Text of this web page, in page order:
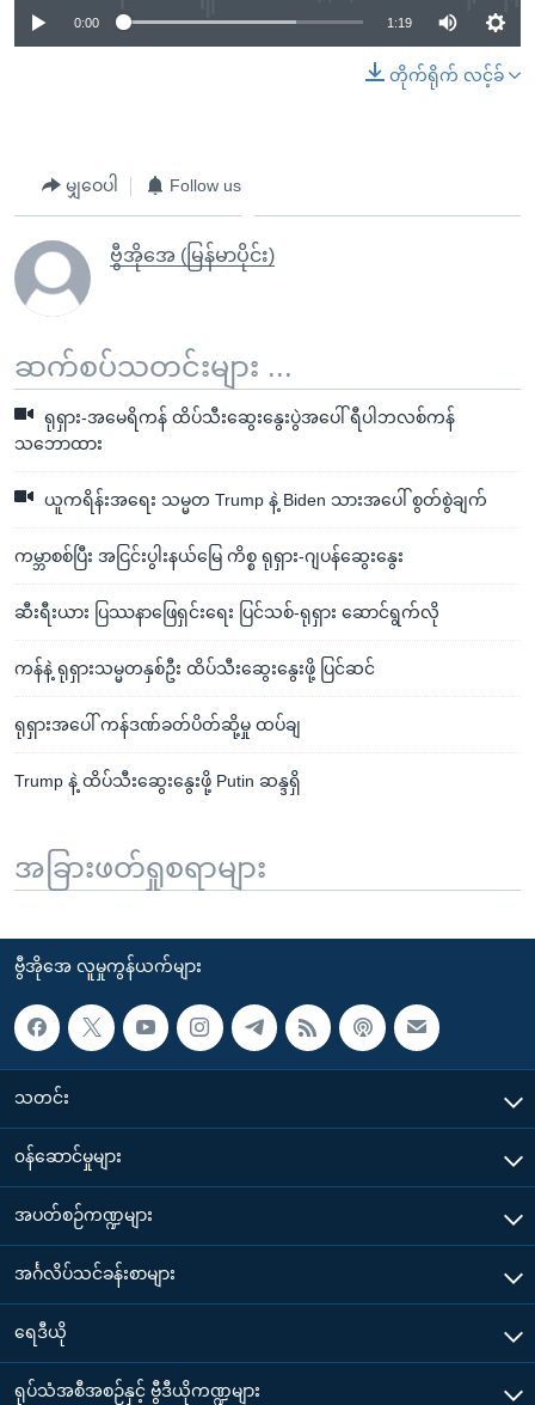
0:00 1:19
တိုက်ရိုက် လင့်ခ်
မျှဝေပါ Follow us
ဗွီအိုအေ (မြန်မာပိုင်း)
ဆက်စပ်သတင်းများ ...
ရုရှား-အမေရိကန် ထိပ်သီးဆွေးနွေးပွဲအပေါ် ရီပါဘလစ်ကန်
သဘောထား
ယူကရိန်းအရေး သမ္မတ Trump နဲ့ Biden သားအပေါ် စွတ်စွဲချက်
ကမ္ဘာစစ်ပြီး အငြင်းပွါးနယ်မြေ ကိစ္စ ရုရှား-ဂျပန်ဆွေးနွေး
ဆီးရီးယား ပြဿနာဖြေရှင်းရေး ပြင်သစ်-ရုရှား ဆောင်ရွက်လို
ကန်နဲ့ ရုရှားသမ္မတနှစ်ဦး ထိပ်သီးဆွေးနွေးဖို့ ပြင်ဆင်
ရုရှားအပေါ် ကန်ဒဏ်ခတ်ပိတ်ဆို့မှု ထပ်ချ
Trump နဲ့ ထိပ်သီးဆွေးနွေးဖို့ Putin ဆန္ဒရှိ
အခြားဖတ်ရှုစရာများ
ဗွီအိုအေ လူမှုကွန်ယက်များ
သတင်း
၀န်ဆောင်မှုများ
အပတ်စဉ်ကဏ္ဍများ
အင်္ဂလိပ်သင်ခန်းစာများ
ရေဒီယို
ရုပ်သံအစီအစဉ်နှင့် ဗွီဒီယိုကဏ္ဍများ